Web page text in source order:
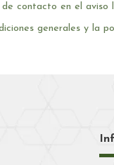
contacto en el aviso
generales y la